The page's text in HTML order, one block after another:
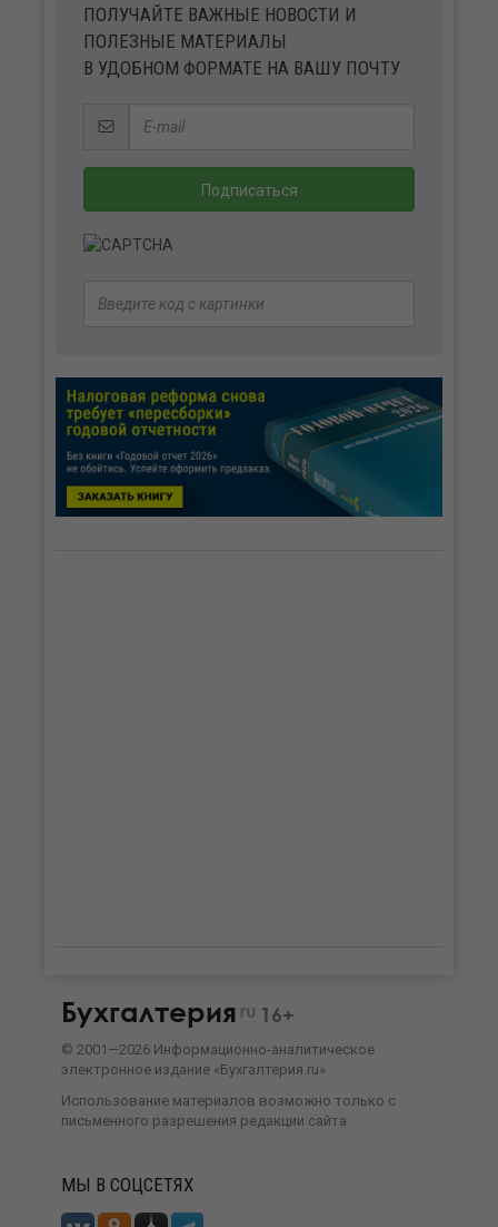
ПОЛУЧАЙТЕ ВАЖНЫЕ НОВОСТИ И
ПОЛЕЗНЫЕ МАТЕРИАЛЫ
В УДОБНОМ ФОРМАТЕ НА ВАШУ ПОЧТУ
Бухгалтерия ru 16+
© 2001—2026 Информационно-аналитическое
электронное издание «Бухгалтерия.ru»
Использование материалов возможно только с
письменного разрешения редакции сайта
МЫ В СОЦСЕТЯХ